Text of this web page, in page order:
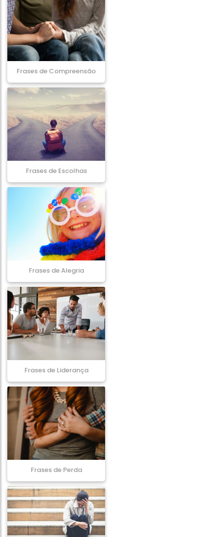
Frases de Compreensão
Frases de Escolhas
Frases de Alegria
Frases de Liderança
Frases de Perda